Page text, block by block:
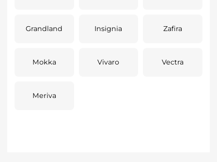
Grandland Insignia Zafira
Mokka Vivaro Vectra
Meriva